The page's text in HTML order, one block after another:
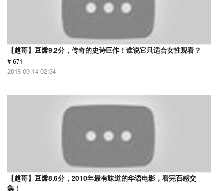
【越哥】豆瓣9.2分，传奇的史诗巨作！谁说它只适合女性观看？
# 671
2018-09-14 02:34
【越哥】豆瓣8.6分，2010年最有味道的华语电影，看完百感交
集！